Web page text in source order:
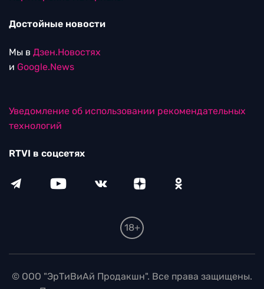
Достойные новости
Мы в Дзен.Новостях
и Google.News
Уведомление об использовании рекомендательных
технологий
RTVI в соцсетях
18+
© ООО "ЭрТиВиАй Продакшн". Все права защищены.